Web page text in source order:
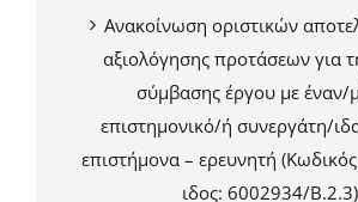
Ανακοίνωση οριστικών
αξιολόγησης προτάσεων για
σύμβασης έργου με έναν/
επιστημονικό/ή συνεργάτη/
επιστήμονα – ερευνητή
ιδος: 6002934/Β.2.3)